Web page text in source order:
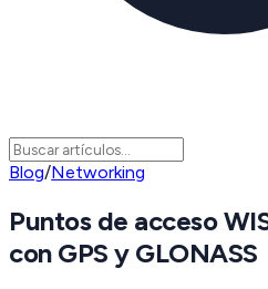
Blog/Networking
Puntos de acceso
con GPS y GLONASS